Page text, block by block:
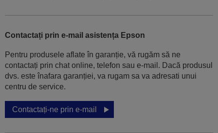
Contactați prin e-mail asistența Epson
Pentru produsele aflate în garanție, vă rugăm să ne
contactați prin chat online, telefon sau e-mail. Dacă produsul
dvs. este înafara garanției, va rugam sa va adresati unui
centru de service.
Contactați-ne prin e-mail